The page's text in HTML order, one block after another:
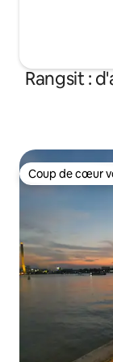
Rangsit :
Coup de cœur
Coup de cœur